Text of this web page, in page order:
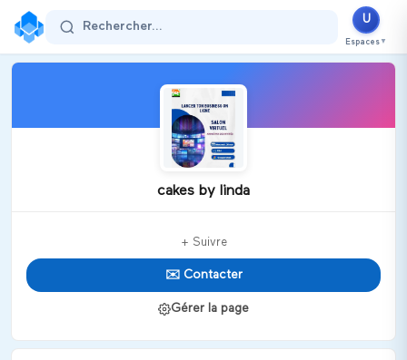
Rechercher...
U
Espaces ▼
cakes by linda
+ Suivre
✉️ Contacter
Gérer la page